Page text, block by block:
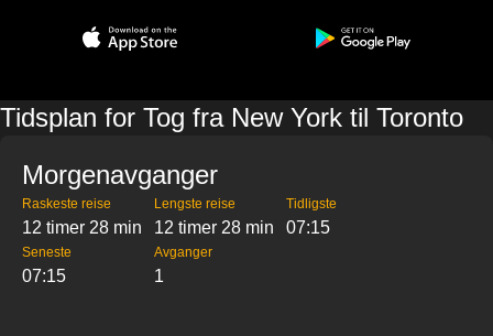
Tidsplan for Tog fra New York til Toronto
Morgenavganger
Raskeste reise
12 timer 28 min
Lengste reise
12 timer 28 min
Tidligste
07:15
Seneste
07:15
Avganger
1